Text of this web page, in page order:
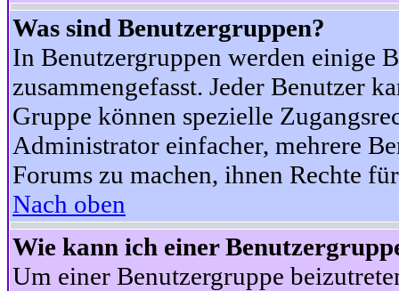
Was sind Benutzergruppen?
In Benutzergruppen werden einige
zusammengefasst. Jeder Benutzer
Gruppe können spezielle
Administrator einfacher, mehrere
Forums zu machen, ihnen Rechte
Nach oben
Wie kann ich einer
Um einer Benutzergruppe